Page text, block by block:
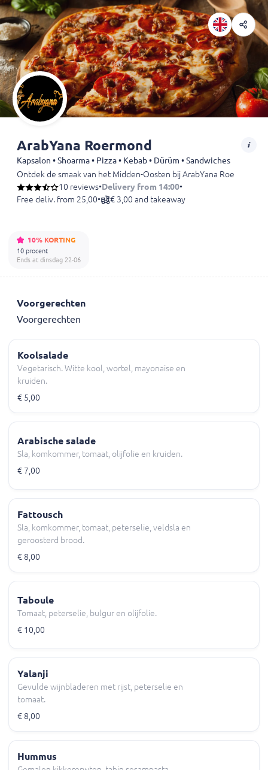
ArabYana Roermond
Kapsalon • Shoarma • Pizza • Kebab • Dürüm • Sandwiches
Ontdek de smaak van het Midden-Oosten bij ArabYana
10 reviews•Delivery from 14:00•
Free deliv. from 25,00• € 3,00 and takeaway
10% KORTING
10 procent
Ends at dinsdag 22-06
Voorgerechten
Voorgerechten
Koolsalade
Vegetarisch. Witte kool, wortel, mayonaise en
kruiden.
€ 5,00
Arabische salade
Sla, komkommer, tomaat, olijfolie en kruiden.
€ 7,00
Fattousch
Sla, komkommer, tomaat, peterselie, veldsla en
geroosterd brood.
€ 8,00
Taboule
Tomaat, peterselie, bulgur en olijfolie.
€ 10,00
Yalanji
Gevulde wijnbladeren met rijst, peterselie en
tomaat.
€ 8,00
Hummus